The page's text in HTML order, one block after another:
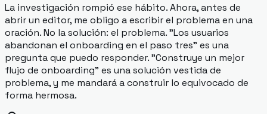
La investigación rompió ese hábito. Ahora, antes de
abrir un editor, me obligo a escribir el problema en una
oración. No la solución: el problema. "Los usuarios
abandonan el onboarding en el paso tres" es una
pregunta que puedo responder. "Construye un mejor
flujo de onboarding" es una solución vestida de
problema, y me mandará a construir lo equivocado de
forma hermosa.